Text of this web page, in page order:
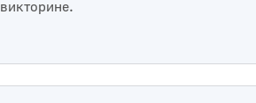
викторине.